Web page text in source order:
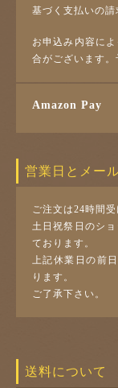
基づく支払いの請
お申込み内容に
合がございます。
Amazon Pay
営業日とメー
ご注文は24時間受
土日祝祭日のシ
ております。
上記休業日の前
ります。
ご了承下さい。
送料について